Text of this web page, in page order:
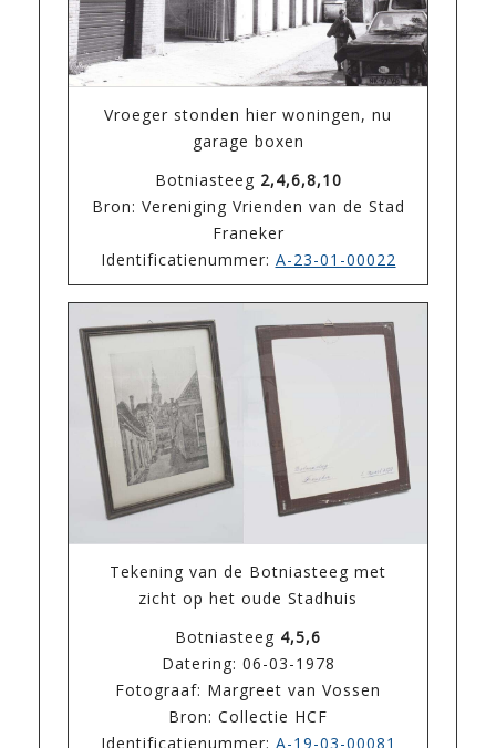
Vroeger stonden hier woningen, nu
garage boxen
Botniasteeg 2,4,6,8,10
Bron: Vereniging Vrienden van de Stad
Franeker
Identificatienummer: A-23-01-00022
Tekening van de Botniasteeg met
zicht op het oude Stadhuis
Botniasteeg 4,5,6
Datering: 06-03-1978
Fotograaf: Margreet van Vossen
Bron: Collectie HCF
Identificatienummer: A-19-03-00081